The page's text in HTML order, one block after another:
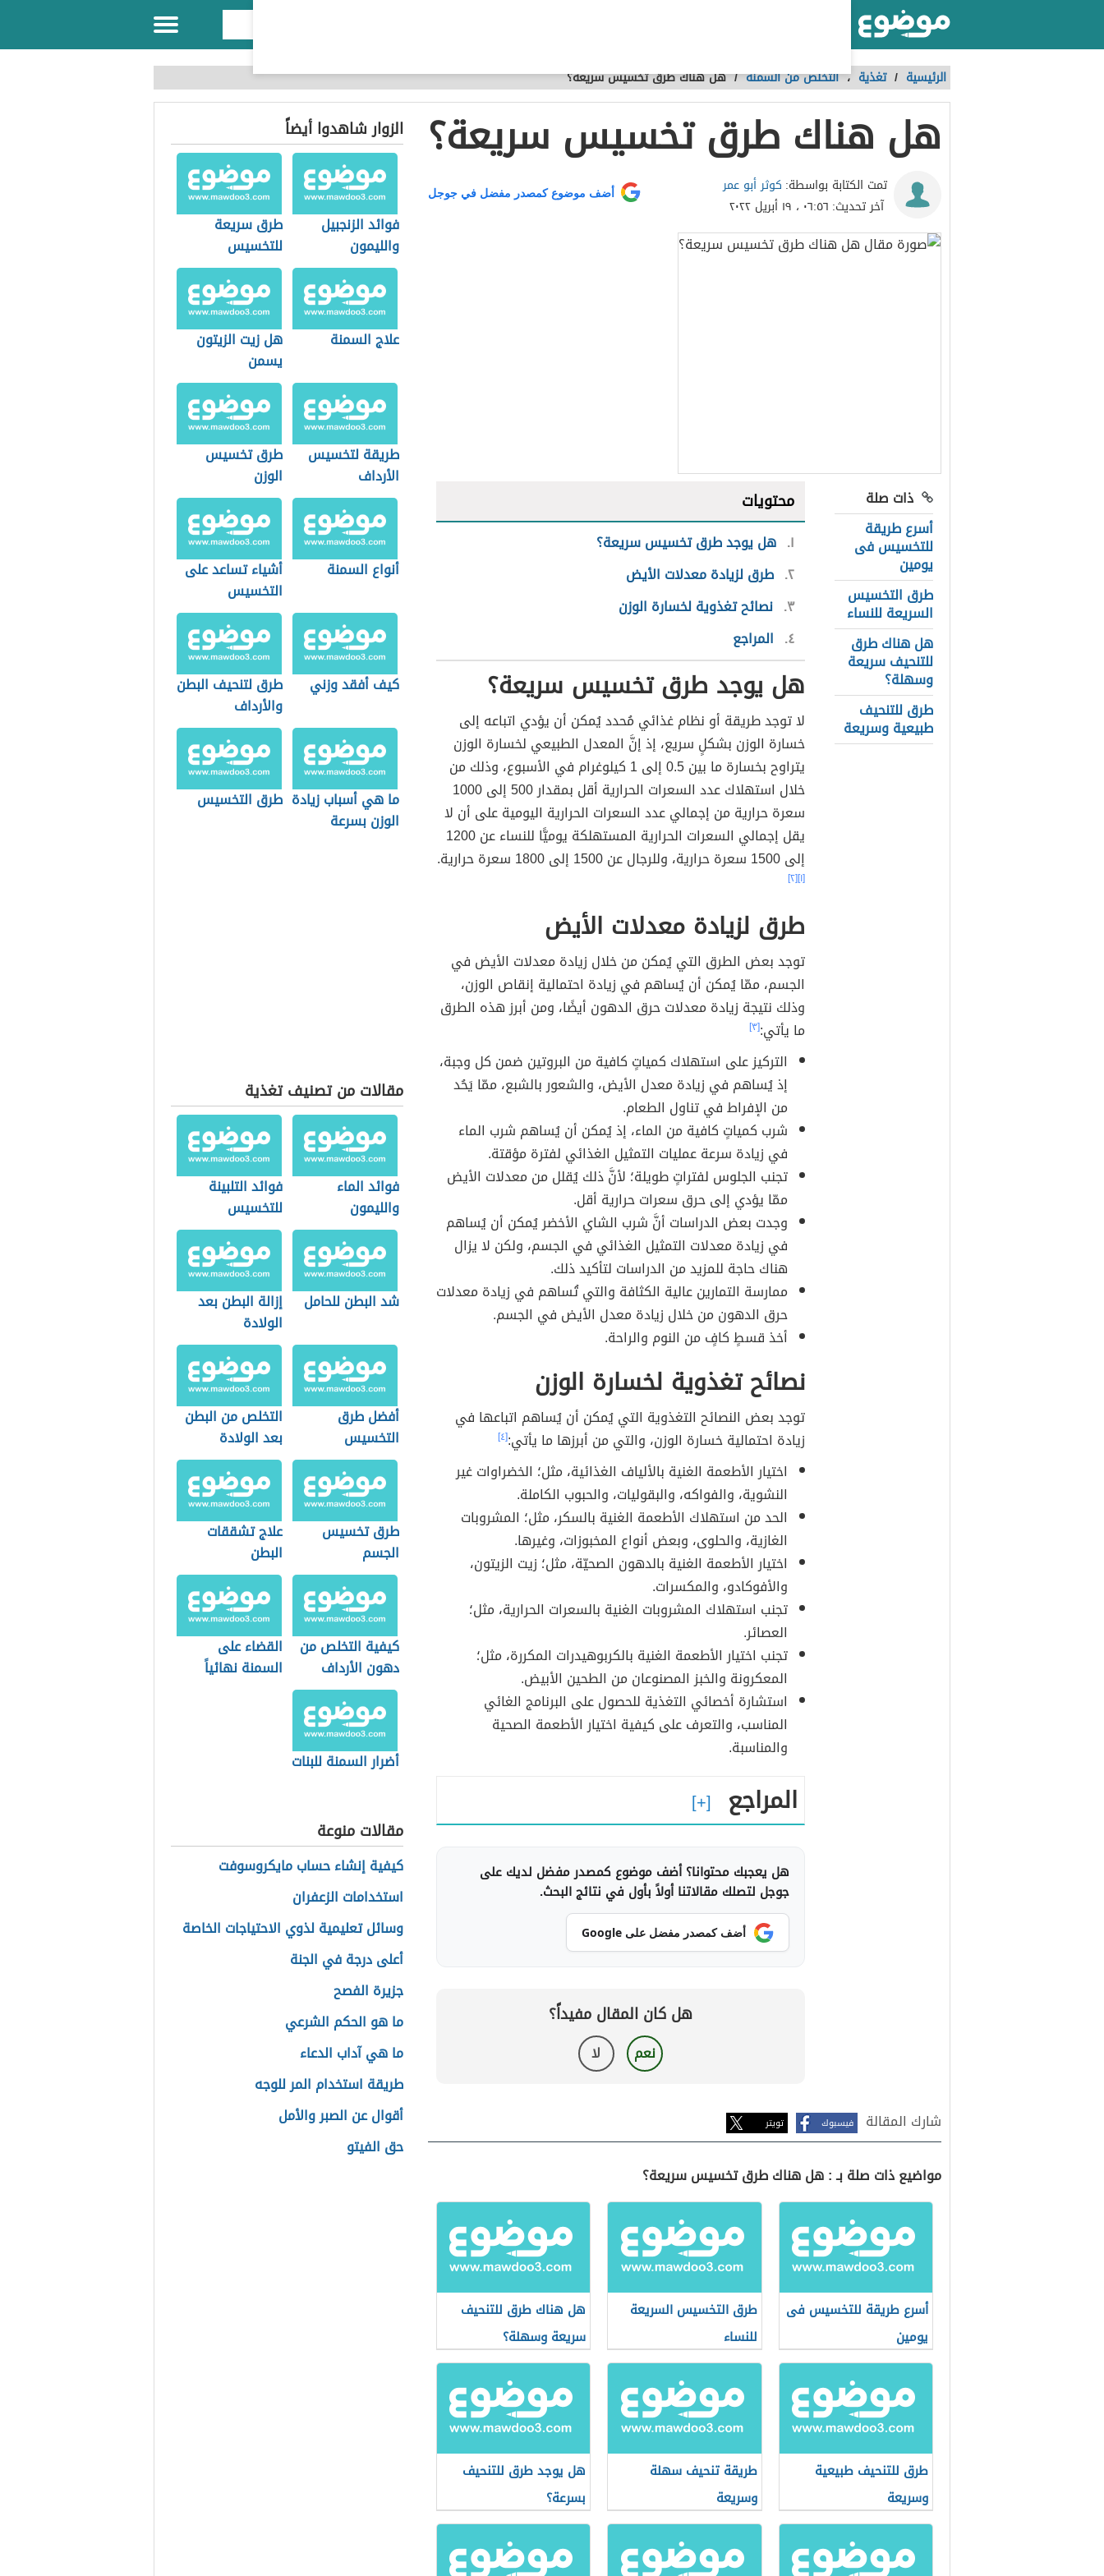
الرئيسية / تغذية ،التخلص من السمنة /هل هناك طرق تخسيس سريعة؟
هل هناك طرق تخسيس سريعة؟
تمت الكتابة بواسطة: كوثر أبو عمر
آخر تحديث: ٠٦:٥٦ ، ١٩ أبريل ٢٠٢٢
أضف موضوع كمصدر مفضل في جوجل
ذات صلة
أسرع طريقة
للتخسيس فى
يومين
طرق التخسيس
السريعة للنساء
هل هناك طرق
للتنحيف سريعة
وسهلة؟
طرق للتنحيف
طبيعية وسريعة
محتويات
١ هل يوجد طرق تخسيس سريعة؟
٢ طرق لزيادة معدلات الأيض
٣ نصائح تغذوية لخسارة الوزن
٤ المراجع
هل يوجد طرق تخسيس سريعة؟
لا توجد طريقة أو نظام غذائي مُحدد يُمكن أن يؤدي اتباعه إلى
خسارة الوزن بشكلٍ سريع، إذ إنَّ المعدل الطبيعي لخسارة الوزن
يتراوح بخسارة ما بين 0.5 إلى 1 كيلوغرام في الأسبوع، وذلك من
خلال استهلاك عدد السعرات الحرارية أقل بمقدار 500 إلى 1000
سعرة حرارية من إجمالي عدد السعرات الحرارية اليومية على أن لا
يقل إجمالي السعرات الحرارية المستهلكة يوميًّا للنساء عن 1200
إلى 1500 سعرة حرارية، وللرجال عن 1500 إلى 1800 سعرة حرارية.
[١] [٢]
طرق لزيادة معدلات الأيض
توجد بعض الطرق التي يُمكن من خلال زيادة معدلات الأيض في
الجسم، ممّا يُمكن أن يُساهم في زيادة احتمالية إنقاص الوزن،
وذلك نتيجة زيادة معدلات حرق الدهون أيضًا، ومن أبرز هذه الطرق
ما يأتي:[٣]
التركيز على استهلاك كمياتٍ كافية من البروتين ضمن كل وجبة،
إذ يُساهم في زيادة معدل الأيض، والشعور بالشبع، ممّا يَحُد
من الإفراط في تناول الطعام.
شرب كمياتٍ كافية من الماء، إذ يُمكن أن يُساهم شرب الماء
في زيادة سرعة عمليات التمثيل الغذائي لفترة مؤقتة.
تجنب الجلوس لفتراتٍ طويلة؛ لأنَّ ذلك يُقلل من معدلات الأيض
ممّا يؤدي إلى حرق سعرات حرارية أقل.
وجدت بعض الدراسات أنَّ شرب الشاي الأخضر يُمكن أن يُساهم
في زيادة معدلات التمثيل الغذائي في الجسم، ولكن لا يزال
هناك حاجة للمزيد من الدراسات لتأكيد ذلك.
ممارسة التمارين عالية الكثافة والتي تُساهم في زيادة معدلات
حرق الدهون من خلال زيادة معدل الأيض في الجسم.
أخذ قسطٍ كافٍ من النوم والراحة.
نصائح تغذوية لخسارة الوزن
توجد بعض النصائح التغذوية التي يُمكن أن يُساهم اتباعها في
زيادة احتمالية خسارة الوزن، والتي من أبرزها ما يأتي:[٤]
اختيار الأطعمة الغنية بالألياف الغذائية، مثل؛ الخضراوات غير
النشوية، والفواكه، والبقوليات، والحبوب الكاملة.
الحد من استهلاك الأطعمة الغنية بالسكر، مثل؛ المشروبات
الغازية، والحلوى، وبعض أنواع المخبوزات، وغيرها.
اختيار الأطعمة الغنية بالدهون الصحيّة، مثل؛ زيت الزيتون،
والأفوكادو، والمكسرات.
تجنب استهلاك المشروبات الغنية بالسعرات الحرارية، مثل؛
العصائر.
تجنب اختيار الأطعمة الغنية بالكربوهيدرات المكررة، مثل؛
المعكرونة والخبز المصنوعان من الطحين الأبيض.
استشارة أخصائي التغذية للحصول على البرنامج الغائي
المناسب، والتعرف على كيفية اختيار الأطعمة الصحية
والمناسبة.
المراجع
هل يعجبك محتوانا؟ أضف موضوع كمصدر مفضل لديك على
جوجل لتصلك مقالاتنا أولاً بأول في نتائج البحث.
أضف كمصدر مفضل على Google
هل كان المقال مفيداً؟
نعم لا
شارك المقالة فيسبوك تويتر
مواضيع ذات صلة بـ : هل هناك طرق تخسيس سريعة؟
أسرع طريقة للتخسيس فى
يومين
طرق التخسيس السريعة
للنساء
هل هناك طرق للتنحيف
سريعة وسهلة؟
طرق للتنحيف طبيعية
وسريعة
طريقة تنحيف سهلة
وسريعة
هل يوجد طرق للتنحيف
بسرعة؟
الزوار شاهدوا أيضاً
فوائد الزنجبيل
والليمون
للتخسيس
طرق سريعة
للتخسيس
علاج السمنة
هل زيت الزيتون
يسمن
طريقة لتخسيس
الأرداف
طرق تخسيس
الوزن
أنواع السمنة
أشياء تساعد على
التخسيس
كيف أفقد وزني
طرق لتنحيف البطن
والأرداف
ما هي أسباب زيادة
الوزن بسرعة
طرق التخسيس
مقالات من تصنيف تغذية
فوائد الماء
والليمون
للتخسيس
فوائد التلبينة
للتخسيس
شد البطن للحامل
إزالة البطن بعد
الولادة
أفضل طرق
التخسيس
التخلص من البطن
بعد الولادة
طرق تخسيس
الجسم
علاج تشققات
البطن
كيفية التخلص من
دهون الأرداف
والبطن
القضاء على
السمنة نهائياً
أضرار السمنة للبنات
مقالات منوعة
كيفية إنشاء حساب مايكروسوفت
استخدامات الزعفران
وسائل تعليمية لذوي الاحتياجات الخاصة
أعلى درجة في الجنة
جزيرة الفصح
ما هو الحكم الشرعي
ما هي آداب الدعاء
طريقة استخدام المر للوجه
أقوال عن الصبر والأمل
حق الفيتو